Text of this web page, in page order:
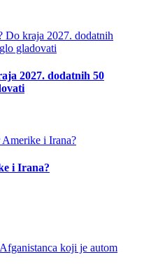
2027. dodatnih 50
i Irana?